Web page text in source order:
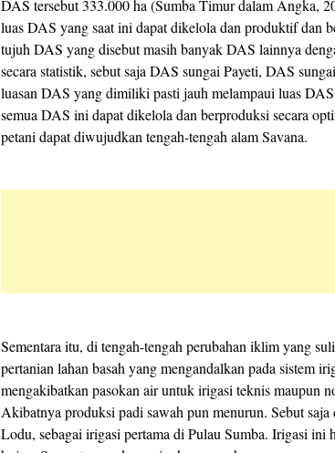
DAS tersebut 333.000 ha (Sumba Timur dalam Angka,
luas DAS yang saat ini dapat dikelola dan produktif dan
tujuh DAS yang disebut masih banyak DAS lainnya
secara statistik, sebut saja DAS sungai Payeti, DAS
luasan DAS yang dimiliki pasti jauh melampaui luas
semua DAS ini dapat dikelola dan berproduksi secara
petani dapat diwujudkan tengah-tengah alam Savana.
Sementara itu, di tengah-tengah perubahan iklim yang
pertanian lahan basah yang mengandalkan pada sistem
mengakibatkan pasokan air untuk irigasi teknis maupun
Akibatnya produksi padi sawah pun menurun. Sebut
Lodu, sebagai irigasi pertama di Pulau Sumba. Irigasi ini